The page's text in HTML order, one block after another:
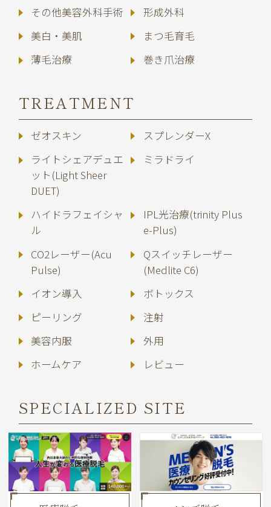
その他美容外科手術
形成外科
美白・美肌
まつ毛育毛
薄毛治療
巻き爪治療
TREATMENT
ゼオスキン
スプレンダーX
ライトシェアデュエ
ット(Light Sheer
DUET)
ミラドライ
ハイドラフェイシャ
ル
IPL光治療(trinity Plus
e-Plus)
CO2レーザー(Acu
Pulse)
Qスイッチレーザー
(Medlite C6)
イオン導入
ボトックス
ピーリング
注射
美容内服
外用
ホームケア
レビュー
SPECIALIZED SITE